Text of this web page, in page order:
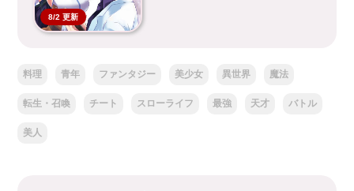
8/2 更新
料理 青年 ファンタジー 美少女 異世界 魔法
転生・召喚 チート スローライフ 最強 天才 バトル
美人